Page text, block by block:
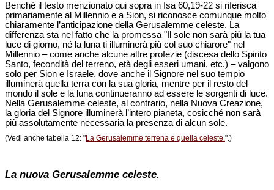
Benché il testo menzionato qui sopra in Isa 60,19-22 si riferisca
primariamente al Millennio e a Sion, si riconosce comunque molto
chiaramente l’anticipazione della Gerusalemme celeste. La
differenza sta nel fatto che la promessa "Il sole non sarà più la tua
luce di giorno, né la luna ti illuminerà più col suo chiarore" nel
Millennio – come anche alcune altre profezie (discesa dello Spirito
Santo, fecondità del terreno, età degli esseri umani, etc.) – valgono
solo per Sion e Israele, dove anche il Signore nel suo tempio
illuminerà quella terra con la sua gloria, mentre per il resto del
mondo il sole e la luna continueranno ad essere le sorgenti di luce.
Nella Gerusalemme celeste, al contrario, nella Nuova Creazione,
la gloria del Signore illuminerà l’intero pianeta, cosicché non sarà
più assolutamente necessaria la presenza di alcun sole.
(Vedi anche tabella 12: "La Gerusalemme terrena e quella celeste. ".)
La nuova Gerusalemme celeste.